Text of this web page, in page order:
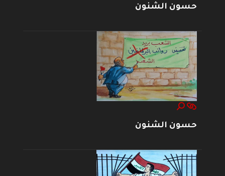
حسون الشنون
حسون الشنون